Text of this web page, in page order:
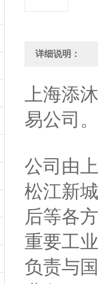
详细说明：
上海添
易公司。
公司由
松江新
后等各
重要工
负责与